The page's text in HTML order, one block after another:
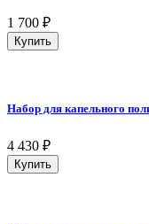
1 700 ₽
Купить
Набор для капельного
4 430 ₽
Купить